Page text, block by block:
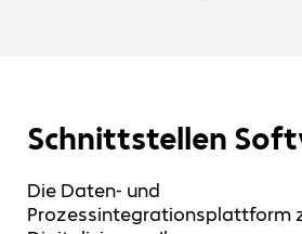
Schnittstellen
Die Daten- und
Prozessintegrationsplattform